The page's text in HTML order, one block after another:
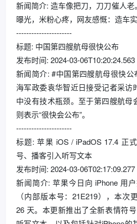
新闻简介: 造车像把刀，刀刀催人
曝光，米粉心疼，网友感慨：造车实
----------------------
标题: 中国第四艘航母很快公布
发布时间: 2024-03-06T10:20:24.563
新闻简介: #中国第四艘航母很快公
海军政委袁华智近日接受记者采访
中没有技术瓶颈。至于第四艘航母
则表示“很快会公布”。
----------------------
标题: 苹果 iOS / iPadOS 17.4 正
号、播客引入听写文本
发布时间: 2024-03-06T02:17:09.277
新闻简介: 苹果今日向 iPhone 用
（内部版本号：21E219），本次
26 天。本更新推出了全新表情符